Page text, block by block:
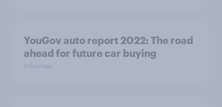
YouGov auto report 2022: The road
ahead for future car buying
Informes